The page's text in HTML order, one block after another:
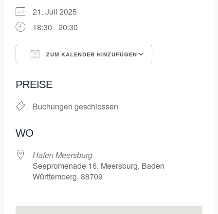
21. Juli 2025
18:30 - 20:30
ZUM KALENDER HINZUFÜGEN
PREISE
Buchungen geschlossen
WO
Hafen Meersburg
Seepromenade 16, Meersburg, Baden
Württemberg, 88709